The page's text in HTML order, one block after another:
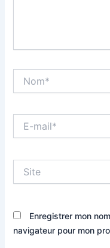
mail*
Enregistrer mon
navigateur pour mon